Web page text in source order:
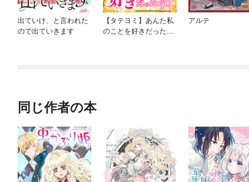
出ていけ、と言われた
ので出ていきます
【タテヨミ】あんた私
のことを好きだった
アルテ
同じ作者の本